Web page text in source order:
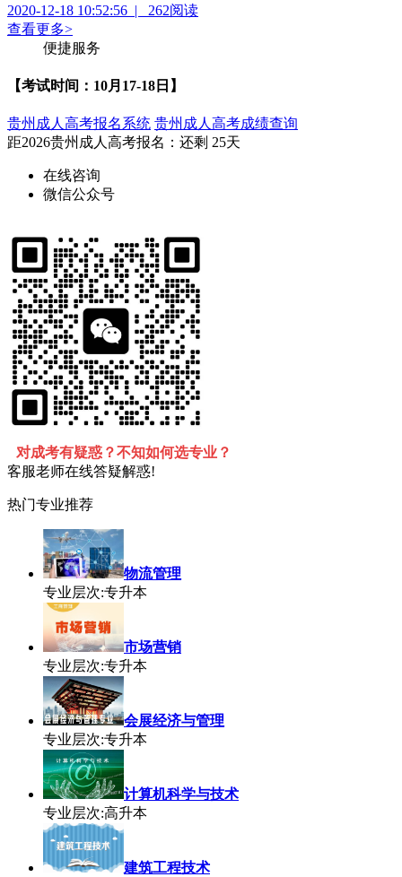
2020-12-18 10:52:56 | 262阅读
查看更多>
便捷服务
【考试时间：10月17-18日】
贵州成人高考报名系统 贵州成人高考成绩查询
距2026贵州成人高考报名 ：还剩 25天
在线咨询
微信公众号
对成考有疑惑？不知如何选专业？
客服老师在线答疑解惑!
热门专业推荐
物流管理
专业层次:专升本
市场营销
专业层次:专升本
会展经济与管理
专业层次:专升本
计算机科学与技术
专业层次:高升本
建筑工程技术